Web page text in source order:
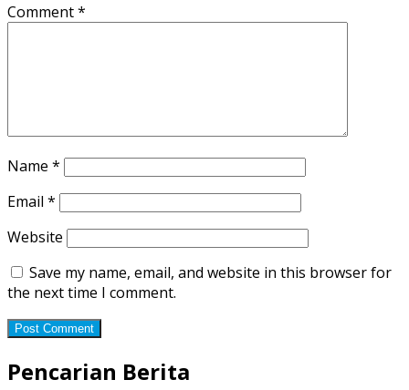
Comment*
Name *
Email *
Website
Save my name, email, and website in this browser for
the next time I comment.
Pencarian Berita